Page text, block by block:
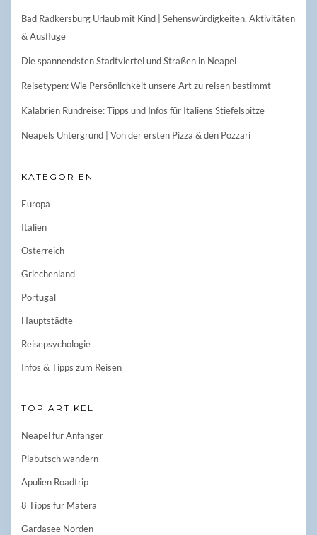
Bad Radkersburg Urlaub mit Kind | Sehenswürdigkeiten, Aktivitäten
& Ausflüge
Die spannendsten Stadtviertel und Straßen in Neapel
Reisetypen: Wie Persönlichkeit unsere Art zu reisen bestimmt
Kalabrien Rundreise: Tipps und Infos für Italiens Stiefelspitze
Neapels Untergrund | Von der ersten Pizza & den Pozzari
KATEGORIEN
Europa
Italien
Österreich
Griechenland
Portugal
Hauptstädte
Reisepsychologie
Infos & Tipps zum Reisen
TOP ARTIKEL
Neapel für Anfänger
Plabutsch wandern
Apulien Roadtrip
8 Tipps für Matera
Gardasee Norden